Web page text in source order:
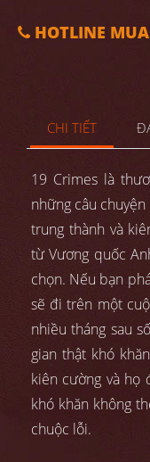
HOTLINE
CHI TIẾT
19 Crimes là
những câu
trung thành và
từ Vương quốc
chọn. Nếu bạn
sẽ đi trên một
nhiều tháng sau
gian thật khó
kiên cường và họ
khó khăn không
chuộc lỗi.